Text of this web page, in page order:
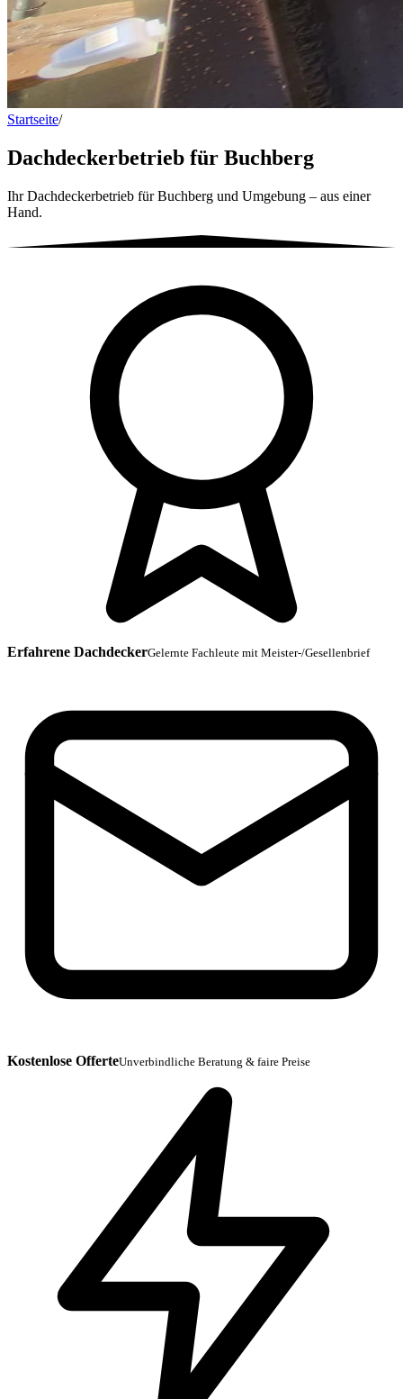
Startseite/Dachdeckerbetrieb für Buchberg
Dachdeckerbetrieb für Buchberg
Ihr Dachdeckerbetrieb für Buchberg und Umgebung – aus einer
Hand.
Erfahrene DachdeckerGelernte Fachleute mit Meister-/Gesellenbrief
Kostenlose OfferteUnverbindliche Beratung & faire Preise